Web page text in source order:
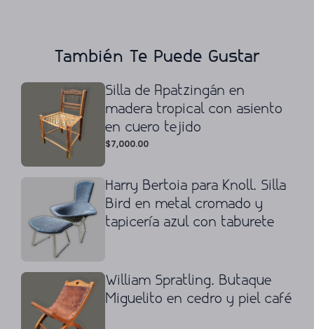
También Te Puede Gustar
Silla de Apatzingán en
madera tropical con asiento
en cuero tejido
$7,000.00
Harry Bertoia para Knoll. Silla
Bird en metal cromado y
tapicería azul con taburete
William Spratling. Butaque
Miguelito en cedro y piel café